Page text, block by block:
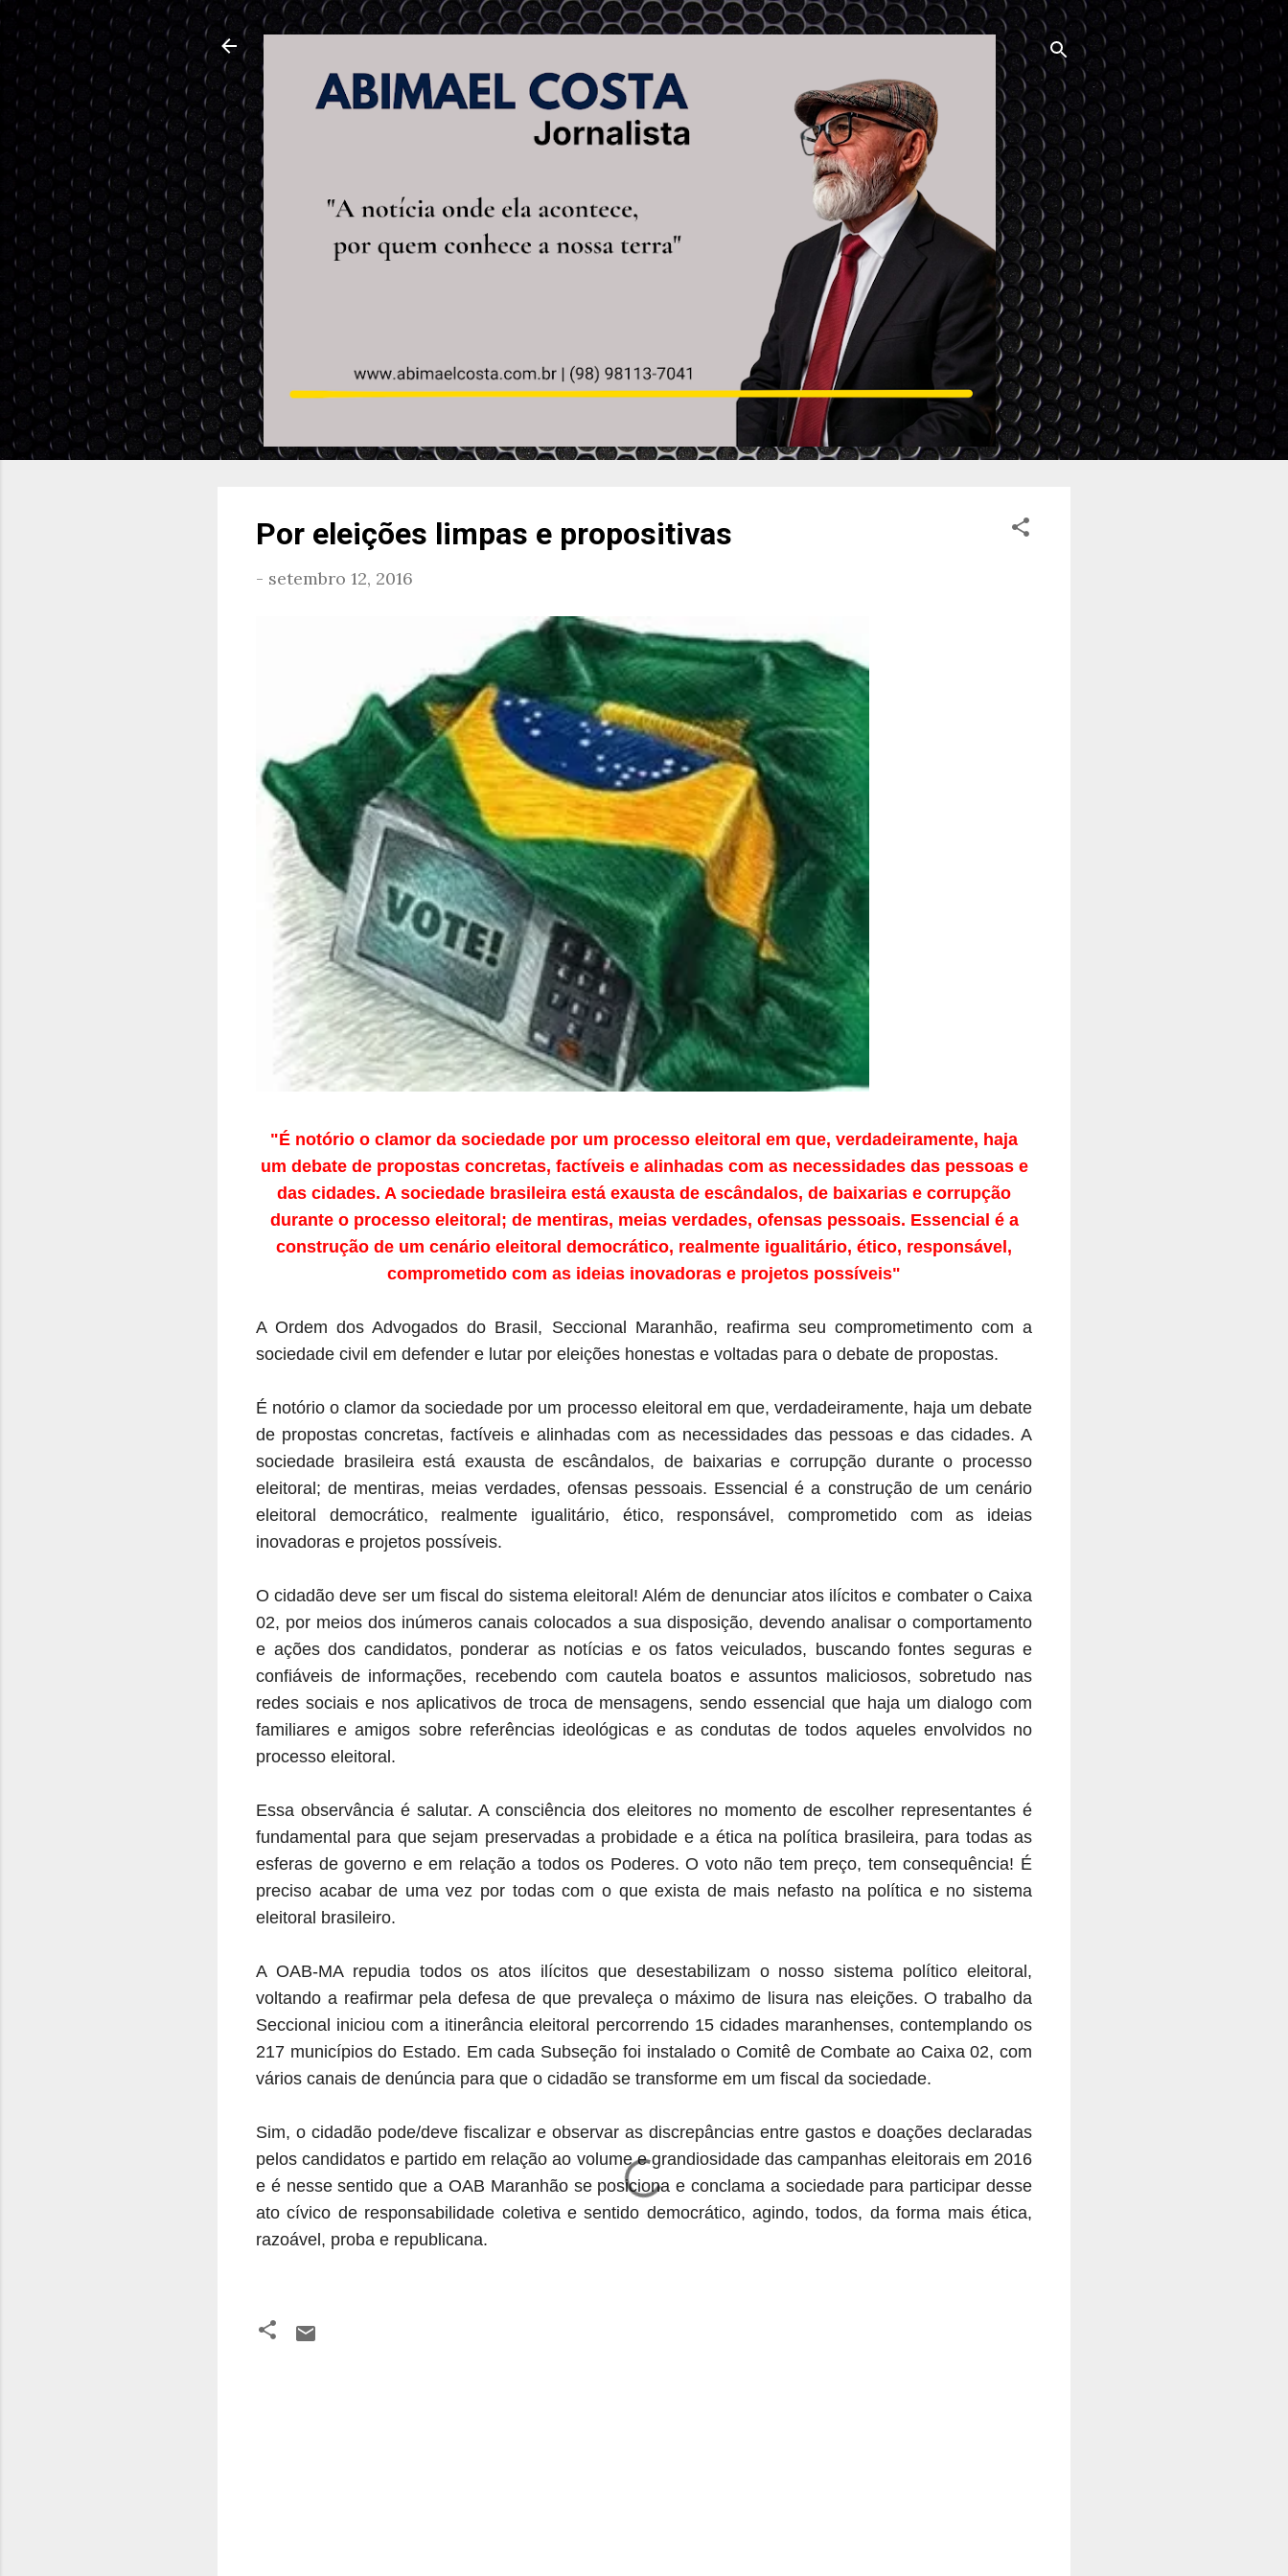
Pular para o conteúdo principal
Por eleições limpas e propositivas
- setembro 12, 2016
"É notório o clamor da sociedade por um processo eleitoral em que, verdadeiramente, haja
um debate de propostas concretas, factíveis e alinhadas com as necessidades das pessoas e
das cidades. A sociedade brasileira está exausta de escândalos, de baixarias e corrupção
durante o processo eleitoral; de mentiras, meias verdades, ofensas pessoais. Essencial é a
construção de um cenário eleitoral democrático, realmente igualitário, ético, responsável,
comprometido com as ideias inovadoras e projetos possíveis"
A Ordem dos Advogados do Brasil, Seccional Maranhão, reafirma seu comprometimento com a
sociedade civil em defender e lutar por eleições honestas e voltadas para o debate de propostas.
É notório o clamor da sociedade por um processo eleitoral em que, verdadeiramente, haja um debate
de propostas concretas, factíveis e alinhadas com as necessidades das pessoas e das cidades. A
sociedade brasileira está exausta de escândalos, de baixarias e corrupção durante o processo
eleitoral; de mentiras, meias verdades, ofensas pessoais. Essencial é a construção de um cenário
eleitoral democrático, realmente igualitário, ético, responsável, comprometido com as ideias
inovadoras e projetos possíveis.
O cidadão deve ser um fiscal do sistema eleitoral! Além de denunciar atos ilícitos e combater o Caixa
02, por meios dos inúmeros canais colocados a sua disposição, devendo analisar o comportamento
e ações dos candidatos, ponderar as notícias e os fatos veiculados, buscando fontes seguras e
confiáveis de informações, recebendo com cautela boatos e assuntos maliciosos, sobretudo nas
redes sociais e nos aplicativos de troca de mensagens, sendo essencial que haja um dialogo com
familiares e amigos sobre referências ideológicas e as condutas de todos aqueles envolvidos no
processo eleitoral.
Essa observância é salutar. A consciência dos eleitores no momento de escolher representantes é
fundamental para que sejam preservadas a probidade e a ética na política brasileira, para todas as
esferas de governo e em relação a todos os Poderes. O voto não tem preço, tem consequência! É
preciso acabar de uma vez por todas com o que exista de mais nefasto na política e no sistema
eleitoral brasileiro.
A OAB-MA repudia todos os atos ilícitos que desestabilizam o nosso sistema político eleitoral,
voltando a reafirmar pela defesa de que prevaleça o máximo de lisura nas eleições. O trabalho da
Seccional iniciou com a itinerância eleitoral percorrendo 15 cidades maranhenses, contemplando os
217 municípios do Estado. Em cada Subseção foi instalado o Comitê de Combate ao Caixa 02, com
vários canais de denúncia para que o cidadão se transforme em um fiscal da sociedade.
Sim, o cidadão pode/deve fiscalizar e observar as discrepâncias entre gastos e doações declaradas
pelos candidatos e partido em relação ao volume e grandiosidade das campanhas eleitorais em 2016
e é nesse sentido que a OAB Maranhão se posiciona e conclama a sociedade para participar desse
ato cívico de responsabilidade coletiva e sentido democrático, agindo, todos, da forma mais ética,
razoável, proba e republicana.